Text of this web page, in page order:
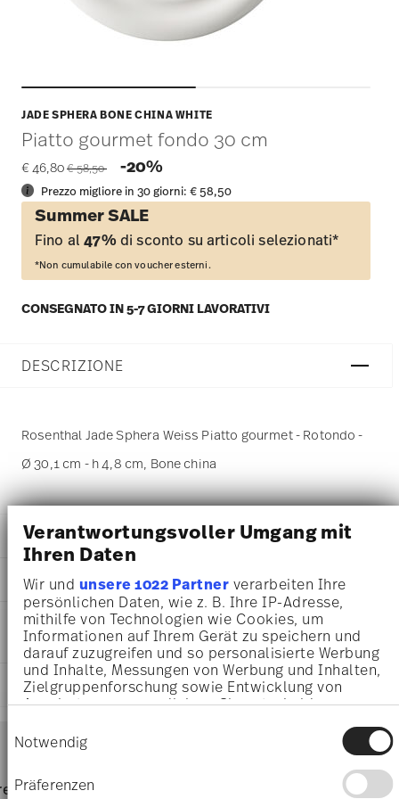
Verantwortungsvoller Umgang mit
Ihren Daten
Wir und unsere 1022 Partnerverarbeiten Ihre
persönlichen Daten, wie z. B. Ihre IP-Adresse,
mithilfe von Technologien wie Cookies, um
Informationen auf Ihrem Gerät zu speichern und
darauf zuzugreifen und so personalisierte Werbung
und Inhalte, Messungen von Werbung und Inhalten,
Zielgruppenforschung sowie Entwicklung von
Angeboten zu ermöglichen. Sie entscheiden
Sie können Ihre Einwilligung jederzeit über die
Cookie-Erklärung oder durch Klicken auf das
Privacy Trigger Symbol ändern oder widerrufen
Notwendig
Präferenzen
JADE SPHERA BONE CHINA WHITE
Piatto gourmet fondo 30 cm
€ 46,80 Price reduced from
€ 58,50 -20%
Prezzo migliore in 30 giorni:€ 58,50
Summer SALE
Fino al47%di sconto su articoli selezionati*
*Non cumulabile con voucher esterni.
CONSEGNATO IN 5-7 GIORNI LAVORATIVI
DESCRIZIONE
Rosenthal Jade Sphera Weiss Piatto gourmet - Rotondo -
Ø 30,1 cm - h 4,8 cm, Bone china
DETTAGLI
Jade Sphera Bone China
Bianco
Bone china
White
61042-800001-10780
4012438508238
CN
DIMENSIONI
30,10 cm
30,10 cm
30,10 cm
4,80 cm
890 gr
0,00 cm
INFORMAZIONI SU CURA E
SICUREZZA
Resistente al lavaggio in
Adatto al forno microonde
SPEDIZIONE E RESI
pagina dedicata alle
Footer